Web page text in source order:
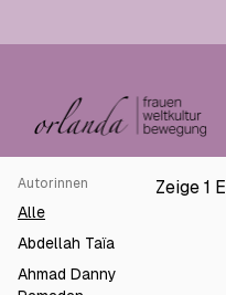
Autorinnen
Alle
Abdellah Taïa
Ahmad Danny
Zeige 1